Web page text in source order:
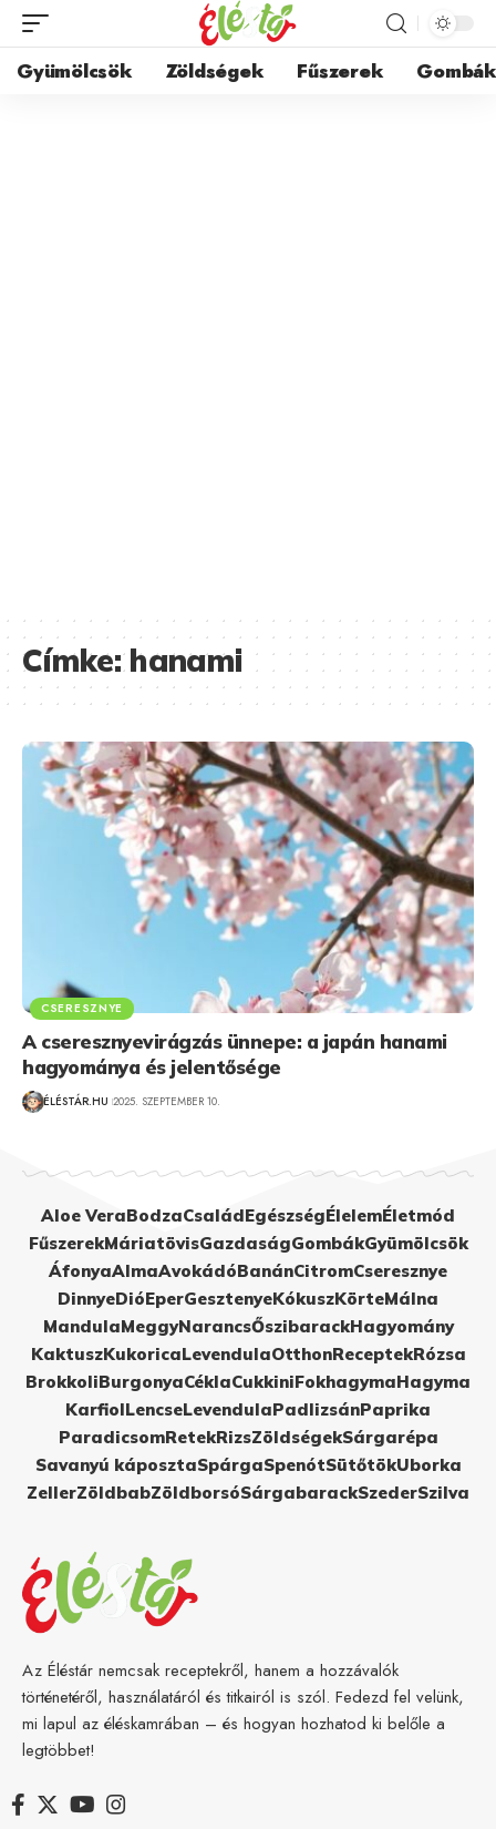
Gyümölcsök Zöldségek Fűszerek Gombák
Címke:hanami
CSERESZNYE
A cseresznyevirágzás ünnepe: a japán hanami
hagyománya és jelentősége
ÉLÉSTÁR.HU 2025. SZEPTEMBER 10.
Aloe VeraBodzaCsaládEgészségÉlelemÉletmód
FűszerekMáriatövisGazdaságGombákGyümölcsök
ÁfonyaAlmaAvokádóBanánCitromCseresznye
DinnyeDióEperGesztenyeKókuszKörteMálna
MandulaMeggyNarancsŐszibarackHagyomány
KaktuszKukoricaLevendulaOtthonReceptekRózsa
BrokkoliBurgonyaCéklaCukkiniFokhagymaHagyma
KarfiolLencseLevendulaPadlizsánPaprika
ParadicsomRetekRizsZöldségekSárgarépa
Savanyú káposztaSpárgaSpenótSütőtökUborka
ZellerZöldbabZöldborsóSárgabarackSzederSzilva
Az Éléstár nemcsak receptekről, hanem a hozzávalók
történetéről, használatáról és titkairól is szól. Fedezd fel velünk,
mi lapul az éléskamrában – és hogyan hozhatod ki belőle a
legtöbbet!